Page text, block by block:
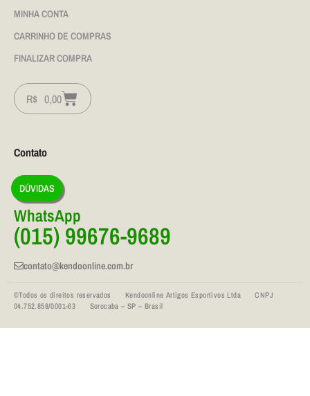
MINHA CONTA
CARRINHO DE COMPRAS
FINALIZAR COMPRA
R$ 0,00
Contato
DÚVIDAS
WhatsApp
(015) 99676-9689
contato@kendoonline.com.br
©Todos os direitos reservados Kendoonline Artigos Esportivos Ltda CNPJ
04.752.858/0001-63 Sorocaba – SP – Brasil